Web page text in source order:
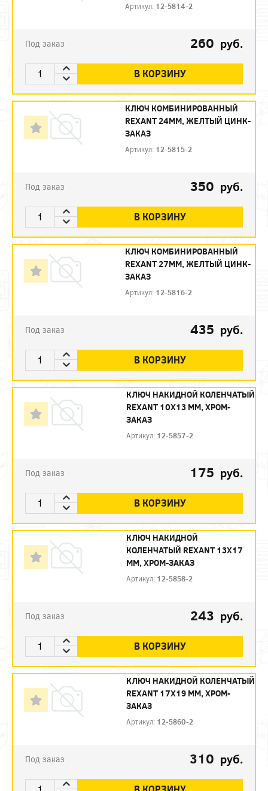
Артикул: 12-5814-2
Под заказ 260 руб.
В КОРЗИНУ
КЛЮЧ КОМБИНИРОВАННЫЙ
REXANT 24ММ, ЖЕЛТЫЙ ЦИНК-
ЗАКАЗ
Артикул: 12-5815-2
Под заказ 350 руб.
В КОРЗИНУ
КЛЮЧ КОМБИНИРОВАННЫЙ
REXANT 27ММ, ЖЕЛТЫЙ ЦИНК-
ЗАКАЗ
Артикул: 12-5816-2
Под заказ 435 руб.
В КОРЗИНУ
КЛЮЧ НАКИДНОЙ КОЛЕНЧАТЫЙ
REXANT 10Х13 ММ, ХРОМ-
ЗАКАЗ
Артикул: 12-5857-2
Под заказ 175 руб.
В КОРЗИНУ
КЛЮЧ НАКИДНОЙ
КОЛЕНЧАТЫЙ REXANT 13Х17
ММ, ХРОМ-ЗАКАЗ
Артикул: 12-5858-2
Под заказ 243 руб.
В КОРЗИНУ
КЛЮЧ НАКИДНОЙ КОЛЕНЧАТЫЙ
REXANT 17Х19 ММ, ХРОМ-
ЗАКАЗ
Артикул: 12-5860-2
Под заказ 310 руб.